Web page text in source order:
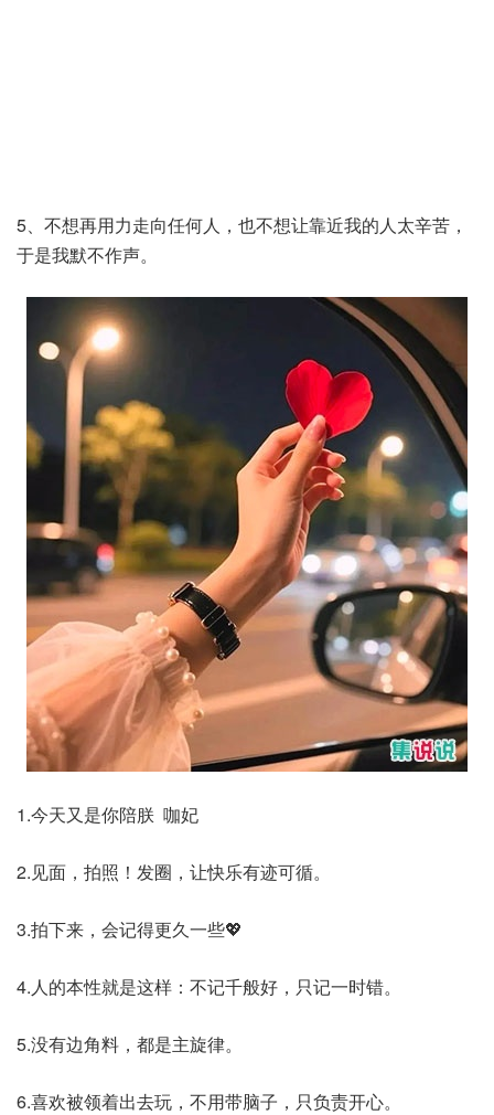
5、不想再用力走向任何人，也不想让靠近我的人太辛苦，
于是我默不作声。
1.今天又是你陪朕 咖妃
2.见面，拍照！发圈，让快乐有迹可循。
3.拍下来，会记得更久一些💖
4.人的本性就是这样：不记千般好，只记一时错。
5.没有边角料，都是主旋律。
6.喜欢被领着出去玩，不用带脑子，只负责开心。